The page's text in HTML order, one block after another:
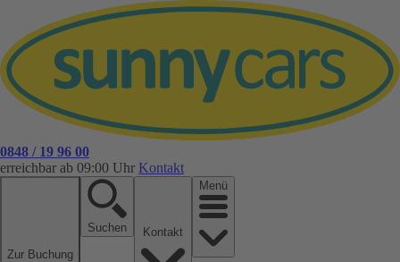
0848 / 19 96 00
erreichbar ab 09:00 Uhr Kontakt
Zur Buchung
Suchen
Menü